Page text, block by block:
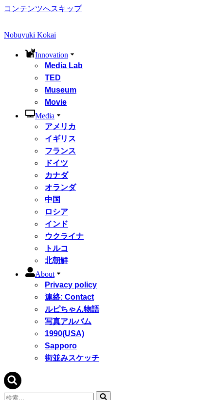
コンテンツへスキップ
Nobuyuki Kokai
Innovation
Media Lab
TED
Museum
Movie
Media
アメリカ
イギリス
フランス
ドイツ
カナダ
オランダ
中国
ロシア
インド
ウクライナ
トルコ
北朝鮮
About
Privacy policy
連絡: Contact
ルピちゃん物語
写真アルバム
1990(USA)
Sapporo
街並みスケッチ
検